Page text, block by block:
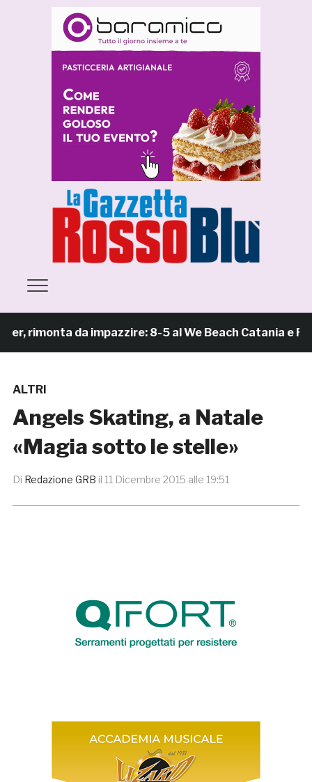
rimonta da impazzire: 8-5 al We Beach Catania e
ALTRI
Angels Skating, a Natale
«Magia sotto le stelle»
Di Redazione GRB il 11 Dicembre 2015 alle 19:51